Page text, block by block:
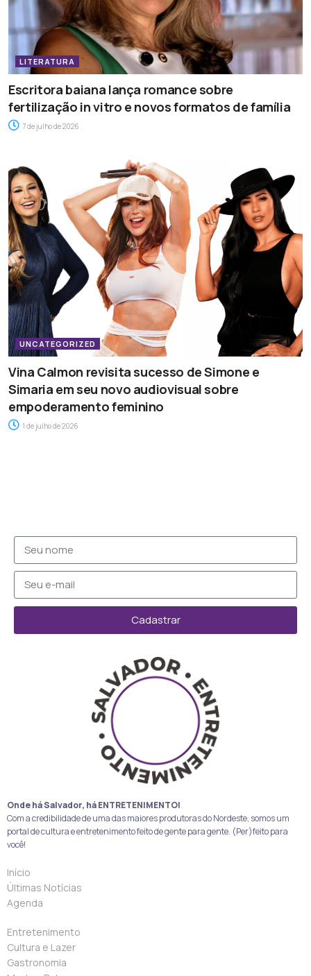
LITERATURA
Escritora baiana lança romance sobre
fertilização in vitro e novos formatos de família
7 de julho de 2026
UNCATEGORIZED
Vina Calmon revisita sucesso de Simone e
Simaria em seu novo audiovisual sobre
empoderamento feminino
1 de julho de 2026
Cadastrar
Onde há Salvador, há ENTRETENIMENTO!
Com a credibilidade de uma das maiores produtoras do Nordeste, somos um
portal de cultura e entretenimento feito de gente para gente. (Per)feito para
você!
Início
Últimas Notícias
Agenda
Entretenimento
Cultura e Lazer
Gastronomia